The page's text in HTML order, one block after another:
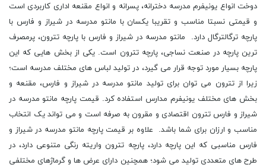
دوخت انواع یونیفرم مدرسه دخترانه، پسرانه و انواع مقنعه اداری کاربردی است
و قیمتی نسبتا مناسب و تقریبا یکسان با مانتو مدرسه در شیراز و فارس با
پارچه ترگالترگال دارد. مانتو مدرسه در شیراز و فارس با پارچه تترون، پرمصرف
ترین پارچه در صنعت نساجی، پارچه تترون است. یکی از بخش هایی که این
پارچه بسیار مورد توجه قرار می گیرد، در تولید لباس های مختلف مدرسه است؛
زیرا از تترون می توان برای تولید مانتو مدرسه در شیراز و فارس، مقنعه و
بخش های مختلف یونیفرم مدارس استفاده کرد. قیمت پارچه مانتو مدرسه در
شیراز و فارس تترون اقتصادی و مقرون به صرفه است و می تواند یک انتخاب
مناسب و ارزان برای شما باشد. علاوه بر قیمت پارچه مانتو مدرسه در شیراز و
فارس مناسبی که این پارچه دارد، پارچه تترون واریته رنگی متنوعی دارد، در
طرح های متعددی تولید می شود؛ همچنین دارای عرض ها و گرماژهای مختلفی